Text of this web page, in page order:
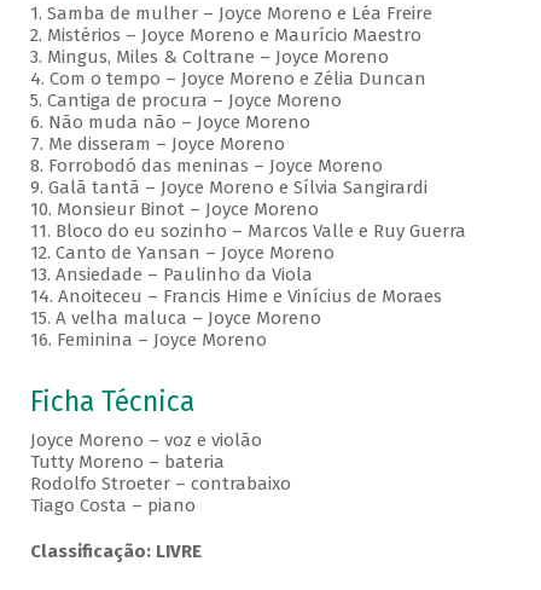
1. Samba de mulher – Joyce Moreno e Léa Freire
2. Mistérios – Joyce Moreno e Maurício Maestro
3. Mingus, Miles & Coltrane – Joyce Moreno
4. Com o tempo – Joyce Moreno e Zélia Duncan
5. Cantiga de procura – Joyce Moreno
6. Não muda não – Joyce Moreno
7. Me disseram – Joyce Moreno
8. Forrobodó das meninas – Joyce Moreno
9. Galã tantã – Joyce Moreno e Sílvia Sangirardi
10. Monsieur Binot – Joyce Moreno
11. Bloco do eu sozinho – Marcos Valle e Ruy Guerra
12. Canto de Yansan – Joyce Moreno
13. Ansiedade – Paulinho da Viola
14. Anoiteceu – Francis Hime e Vinícius de Moraes
15. A velha maluca – Joyce Moreno
16. Feminina – Joyce Moreno
Ficha Técnica
Joyce Moreno – voz e violão
Tutty Moreno – bateria
Rodolfo Stroeter – contrabaixo
Tiago Costa – piano
Classificação: LIVRE